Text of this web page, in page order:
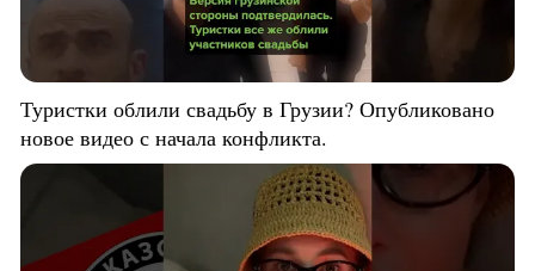
Туристки облили свадьбу в Грузии? Опубликовано
новое видео с начала конфликта.